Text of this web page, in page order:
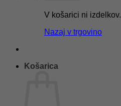
V košarici ni izdelkov.
Nazaj v trgovino
Košarica